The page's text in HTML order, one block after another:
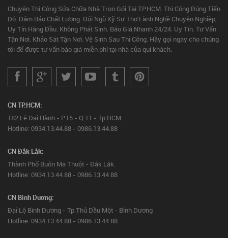
Chuyên Thi Công Sửa Chữa Nhà Trọn Gói Tại TP.HCM. Thi Công Đúng Tiến
Độ. Đảm Bảo Chất Lượng. Đội Ngũ Kỹ Sư Thợ Lành Nghề Chuyên Nghiệp,
Uy Tín Hàng Đầu. Không Phát Sinh. Báo Giá Nhanh 24/24. Uy Tín. Tư Vấn
Tận Nơi. Khảo Sát Tận Nơi. Vệ Sinh Sau Thi Công. Hãy gọi ngay cho chúng
tôi để được tư vấn báo giá miễn phí tại nhà của quí khách.
CN TP.HCM:
182 Lê Đại Hành - P.15 - Q.11 - Tp.HCM.
Hotline: 0934.13.44.88 - 0986.13.44.88
CN Đắk Lắk:
Thành Phố Buôn Ma Thuột - Đắk Lắk.
Hotline: 0934.13.44.88 - 0986.13.44.88
CN Bình Dương:
Đại Lộ Bình Dương - Tp.Thủ Dầu Một - Bình Dương
Hotline: 0934.13.44.88 - 0986.13.44.88